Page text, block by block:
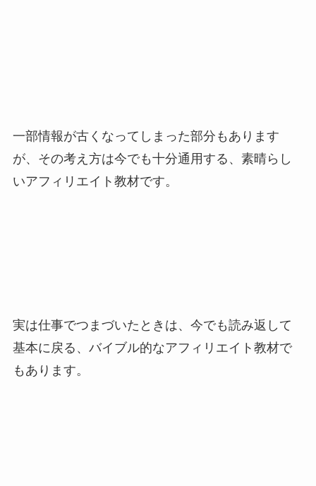
一部情報が古くなってしまった部分もあります
が、その考え方は今でも十分通用する、素晴らし
いアフィリエイト教材です。
実は仕事でつまづいたときは、今でも読み返して
基本に戻る、バイブル的なアフィリエイト教材で
もあります。